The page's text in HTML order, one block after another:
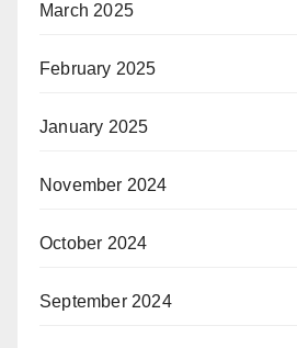
March 2025
February 2025
January 2025
November 2024
October 2024
September 2024